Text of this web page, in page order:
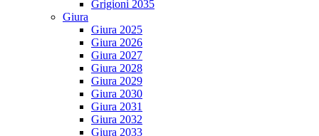
Grigioni 2035
Giura
Giura 2025
Giura 2026
Giura 2027
Giura 2028
Giura 2029
Giura 2030
Giura 2031
Giura 2032
Giura 2033